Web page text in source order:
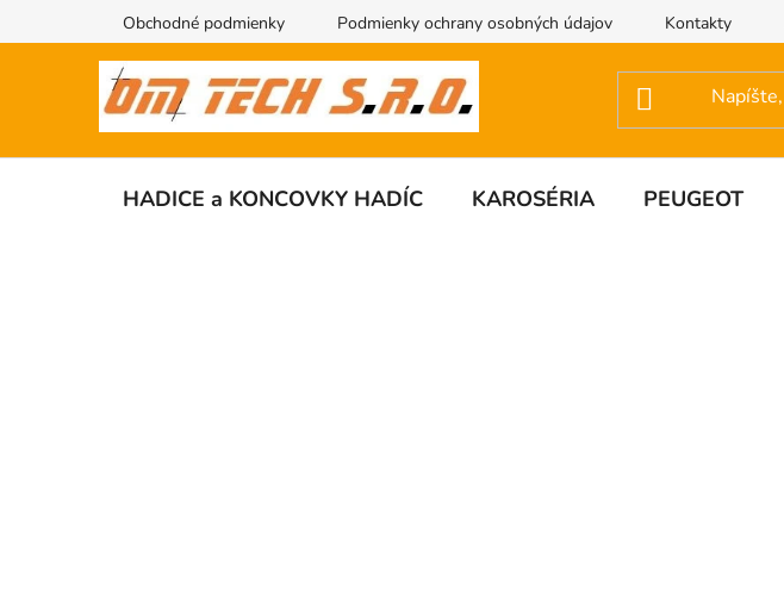
na
Obchodné podmienky Podmienky ochrany osobných údajov Kontakty
HADICE a KONCOVKY HADÍC KAROSÉRIA PEUGEOT